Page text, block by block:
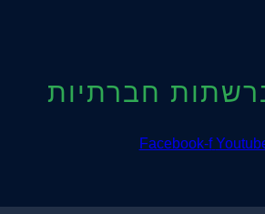
חברתיות
Facebook-f